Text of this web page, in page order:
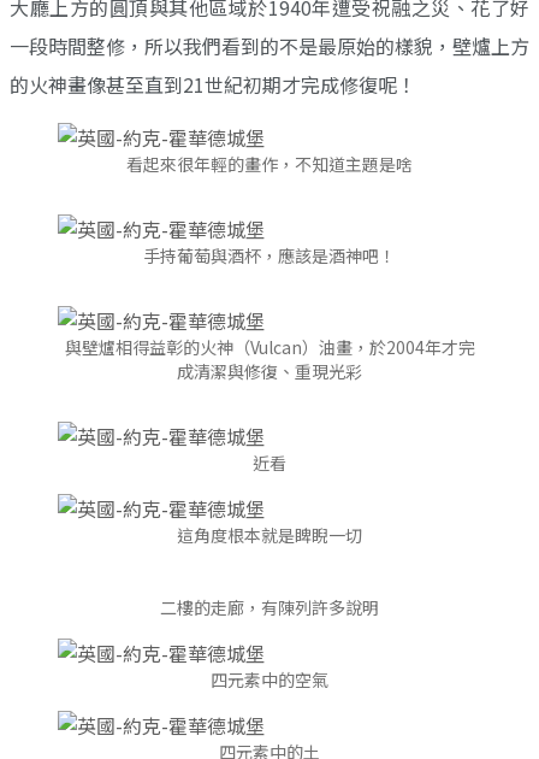
大廳上方的圓頂與其他區域於1940年遭受祝融之災、花了好
一段時間整修，所以我們看到的不是最原始的樣貌，壁爐上方
的火神畫像甚至直到21世紀初期才完成修復呢！
看起來很年輕的畫作，不知道主題是啥
手持葡萄與酒杯，應該是酒神吧！
與壁爐相得益彰的火神（Vulcan）油畫，於2004年才完
成清潔與修復、重現光彩
近看
這角度根本就是睥睨一切
二樓的走廊，有陳列許多說明
四元素中的空氣
四元素中的土